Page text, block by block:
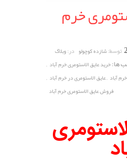
خرم
توسط:شازده کوچولو در:وبلاگ
ها:خرید عایق الاستومری خرم آباد ,
آباد ,عایق الاستومری در خرم آباد ,
فروش عایق الاستومری خرم آباد